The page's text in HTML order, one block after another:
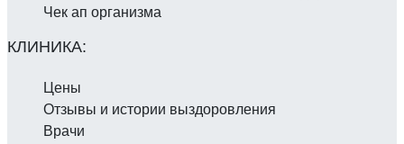
Чек ап организма
Цены
Отзывы и истории выздоровления
Врачи